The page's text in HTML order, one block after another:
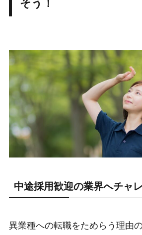
そう！
中途採用歓迎の業界へチャ
異業種への転職をためらう理由